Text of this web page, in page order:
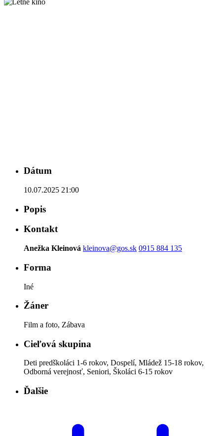
Dátum
10.07.2025 21:00
Popis
Kontakt
Anežka Kleinová kleinova@gos.sk 0915 884 135
Forma
Iné
Žáner
Film a foto, Zábava
Cieľová skupina
Deti predškoláci 1-6 rokov, Dospelí, Mládež 15-18 rokov,
Odborná verejnosť, Seniori, Školáci 6-15 rokov
Ďalšie